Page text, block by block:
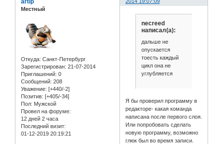
artip
Местный
Откуда: Санкт-Петербург
Зарегистрирован: 21-07-2014
Приглашений: 0
Сообщений: 208
Уважение: [+440/-2]
Позитив: [+405/-34]
Пол: Мужской
Провел на форуме:
12 дней 2 часа
Последний визит:
01-12-2019 20:19:21
necreed
написал(а):
дальше не
опускается
тоесть каждый
цикл она не
углубляется
Я бы проверил программу в
редакторе- какая команда
написана после первого слоя.
Или попробовать сделать
новую программу, возможно
глюк был во время записи.